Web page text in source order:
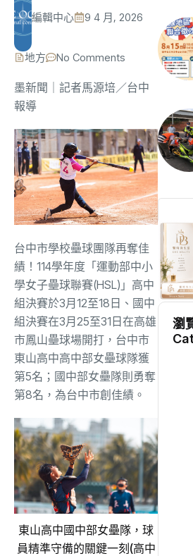
編輯中心 9 4 月, 2026
地方 No Comments
墨新聞 ｜記者馬源培／台中
報導
台中市學校壘球團隊再奪佳
績！114學年度「運動部中小
學女子壘球聯賽(HSL)」高中
組決賽於3月12至18日、國中
組決賽在3月25至31日在高雄
市鳳山壘球場開打，台中市
東山高中高中部女壘球隊獲
第5名；國中部女壘隊則勇奪
第8名，為台中市創佳績。
東山高中國中部女壘隊，球
員精準守備的關鍵一刻(高中
瀏